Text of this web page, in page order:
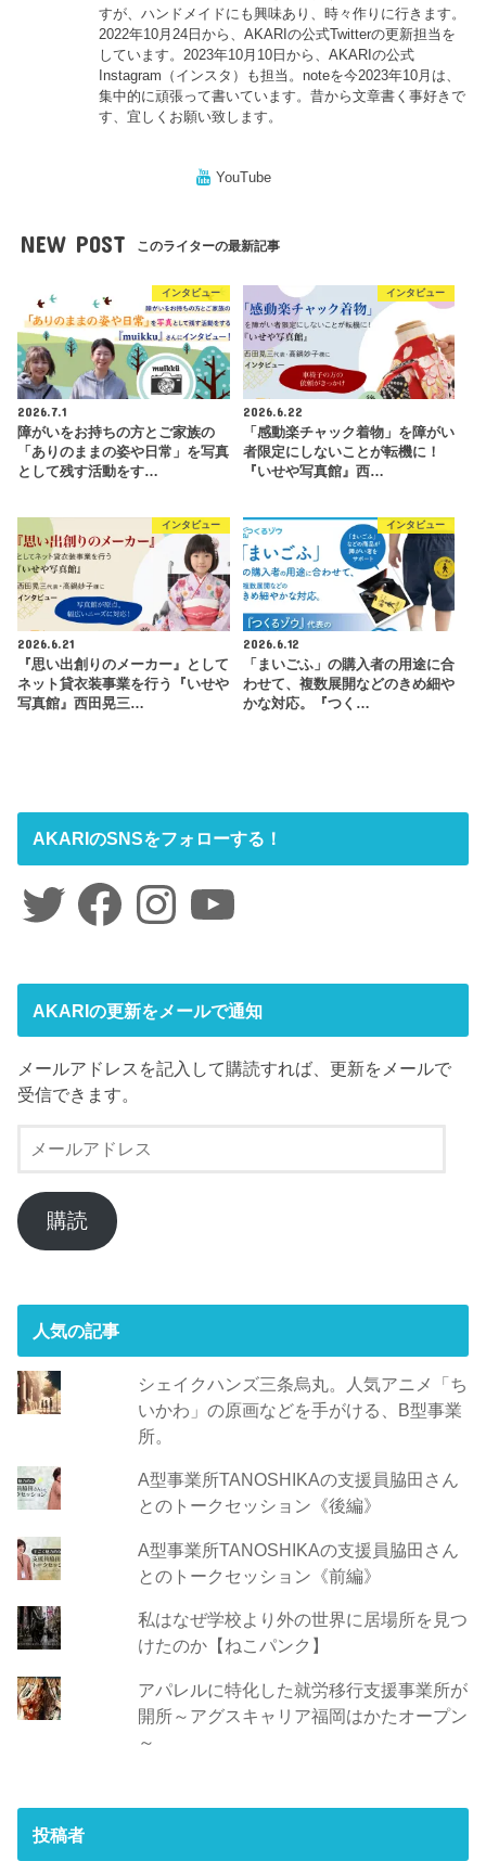
すが、ハンドメイドにも興味あり、時々作りに行きます。
2022年10月24日から、AKARIの公式Twitterの更新担当を
しています。2023年10月10日から、AKARIの公式
Instagram（インスタ）も担当。noteを今2023年10月は、
集中的に頑張って書いています。昔から文章書く事好きで
す、宜しくお願い致します。
YouTube
NEW POST このライターの最新記事
インタビュー
2026.7.1
障がいをお持ちの方とご家族の
「ありのままの姿や日常」を写真
として残す活動をす…
インタビュー
2026.6.22
「感動楽チャック着物」を障がい
者限定にしないことが転機に！
『いせや写真館』西…
インタビュー
2026.6.21
『思い出創りのメーカー』として
ネット貸衣装事業を行う『いせや
写真館』西田晃三…
インタビュー
2026.6.12
「まいごふ」の購入者の用途に合
わせて、複数展開などのきめ細や
かな対応。『つく…
AKARIのSNSをフォローする！
Twitter FacebookInstagramYouTube
AKARIの更新をメールで通知
メールアドレスを記入して購読すれば、更新をメールで
受信できます。
ー
ア
ド
購読
人気の記事
シェイクハンズ三条烏丸。人気アニメ「ち
いかわ」の原画などを手がける、B型事業
所。
A型事業所TANOSHIKAの支援員脇田さん
とのトークセッション《後編》
A型事業所TANOSHIKAの支援員脇田さん
とのトークセッション《前編》
私はなぜ学校より外の世界に居場所を見つ
けたのか【ねこパンク】
アパレルに特化した就労移行支援事業所が
開所～アグスキャリア福岡はかたオープン
～
投稿者